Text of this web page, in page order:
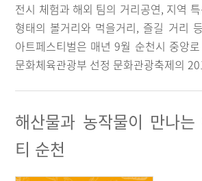
전시 체험과 해외 팀의 거리공연, 지역
형태의 볼거리와 먹을거리, 즐길 거리
아트페스티벌은 매년 9월 순천시 중앙
문화체육관광부 선정 문화관광축제의
해산물과 농작물이 만나
티 순천